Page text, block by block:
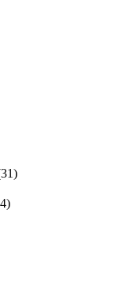
31)
)